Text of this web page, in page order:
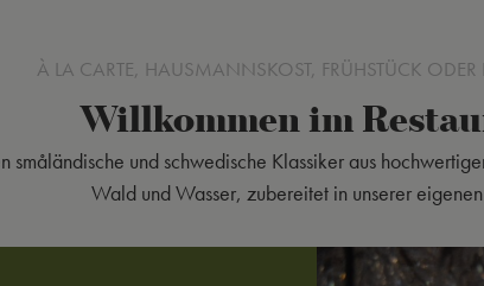
À LA CARTE, HAUSMANNSKOST, FRÜHSTÜCK ODER
Willkommen im
småländische und schwedische Klassiker aus
Wald und Wasser, zubereitet in unserer